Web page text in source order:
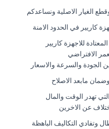
الغيار الاصلية ونساعدكم
كاريير في الحدود الامنة
للاجهزة كاريير
الافتراضي
الجودة والسرعة والاسعار
مابعد الاصلاح
تهدر الوقت والمال
عن الاخرين
وتفادي التكاليف الباهظة